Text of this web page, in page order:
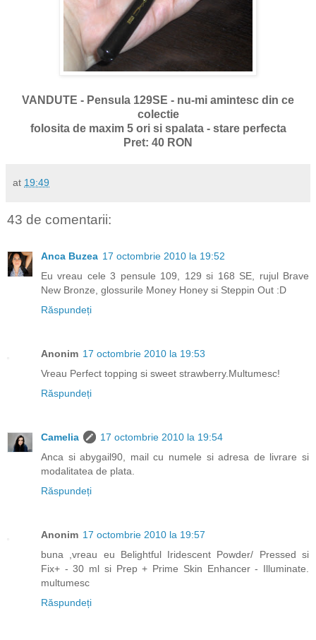
VANDUTE - Pensula 129SE - nu-mi amintesc din ce
colectie
folosita de maxim 5 ori si spalata - stare perfecta
Pret: 40 RON
at 19:49
43 de comentarii:
Anca Buzea 17 octombrie 2010 la 19:52
Eu vreau cele 3 pensule 109, 129 si 168 SE, rujul Brave
New Bronze, glossurile Money Honey si Steppin Out :D
Răspundeți
Anonim 17 octombrie 2010 la 19:53
Vreau Perfect topping si sweet strawberry.Multumesc!
Răspundeți
Camelia
17 octombrie 2010 la 19:54
Anca si abygail90, mail cu numele si adresa de livrare si
modalitatea de plata.
Răspundeți
Anonim 17 octombrie 2010 la 19:57
buna ,vreau eu Belightful Iridescent Powder/ Pressed si
Fix+ - 30 ml si Prep + Prime Skin Enhancer - Illuminate.
multumesc
Răspundeți